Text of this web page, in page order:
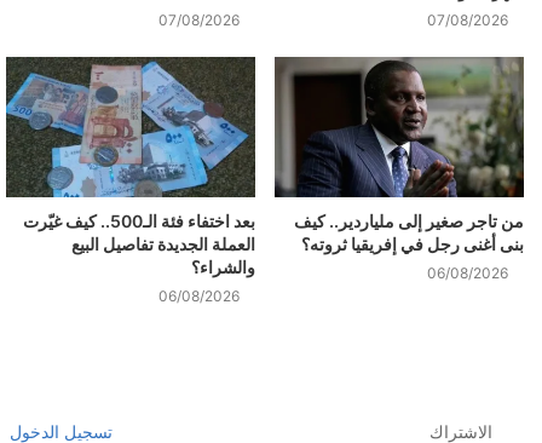
07/08/2026
07/08/2026
من تاجر صغير إلى ملياردير.. كيف
بنى أغنى رجل في إفريقيا ثروته؟
06/08/2026
بعد اختفاء فئة الـ500.. كيف غيّرت
العملة الجديدة تفاصيل البيع
والشراء؟
06/08/2026
الاشتراك تسجيل الدخول